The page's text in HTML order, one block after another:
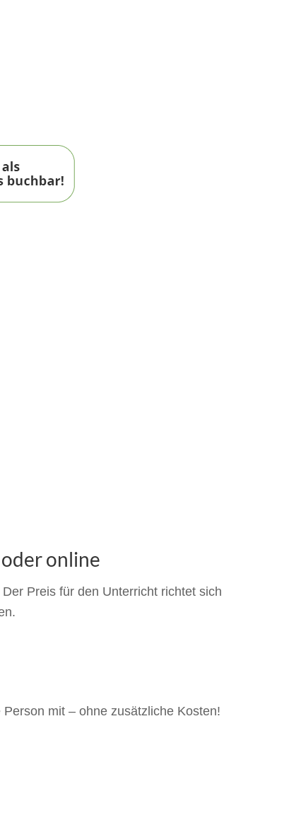
online
Preis für den Unterricht richtet sich
mit – ohne zusätzliche Kosten!